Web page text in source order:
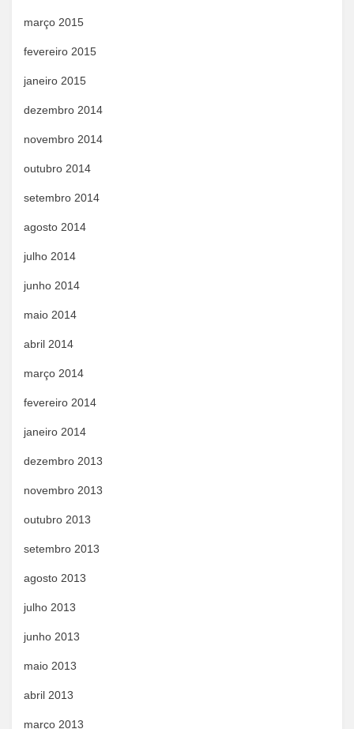
março 2015
fevereiro 2015
janeiro 2015
dezembro 2014
novembro 2014
outubro 2014
setembro 2014
agosto 2014
julho 2014
junho 2014
maio 2014
abril 2014
março 2014
fevereiro 2014
janeiro 2014
dezembro 2013
novembro 2013
outubro 2013
setembro 2013
agosto 2013
julho 2013
junho 2013
maio 2013
abril 2013
março 2013